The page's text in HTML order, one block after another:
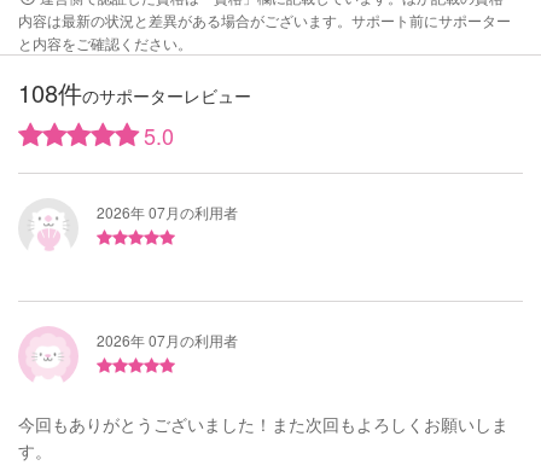
内容は最新の状況と差異がある場合がございます。サポート前にサポーター
と内容をご確認ください。
108件のサポーターレビュー
5.0
2026年 07月の利用者
2026年 07月の利用者
今回もありがとうございました！また次回もよろしくお願いしま
す。